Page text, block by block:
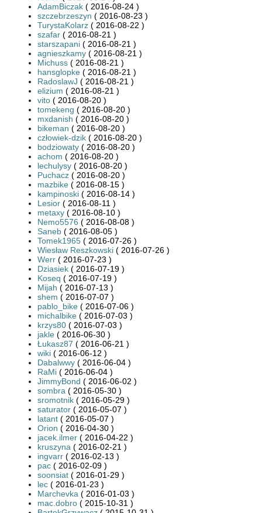
AdamBiczak ( 2016-08-24 )
szczebrzeszyn ( 2016-08-23 )
TurystaKolarz ( 2016-08-22 )
szafar ( 2016-08-21 )
starszapani ( 2016-08-21 )
agnieszkamy ( 2016-08-21 )
Michuss ( 2016-08-21 )
hansglopke ( 2016-08-21 )
RadoslawJ ( 2016-08-21 )
elizium ( 2016-08-21 )
vito ( 2016-08-20 )
tomekeng ( 2016-08-20 )
mxdanish ( 2016-08-20 )
bikeman ( 2016-08-20 )
człowiek-dzik ( 2016-08-20 )
bodziowaty ( 2016-08-20 )
achom ( 2016-08-20 )
lechulysy ( 2016-08-20 )
Puchacz ( 2016-08-20 )
mazbike ( 2016-08-15 )
kampinoski ( 2016-08-14 )
Lesior ( 2016-08-11 )
metaxy ( 2016-08-10 )
Nemo5576 ( 2016-08-08 )
Saneb ( 2016-08-05 )
Tomek1965 ( 2016-07-26 )
Wiesław Reszkowski ( 2016-07-26 )
Werr ( 2016-07-23 )
Dziasiek ( 2016-07-19 )
Koseq ( 2016-07-19 )
Mijah ( 2016-07-13 )
shem ( 2016-07-07 )
pablo_bike ( 2016-07-06 )
michalbike ( 2016-07-03 )
krzys80 ( 2016-07-03 )
jakle ( 2016-06-30 )
Łukasz87 ( 2016-06-21 )
wiki ( 2016-06-12 )
Dabalwwy ( 2016-06-04 )
RaMi ( 2016-06-04 )
JimmyBond ( 2016-06-02 )
sombra ( 2016-05-30 )
sromotnik ( 2016-05-29 )
saturator ( 2016-05-07 )
latant ( 2016-05-07 )
Orion ( 2016-04-30 )
jacek.ilmer ( 2016-04-22 )
kruszyna ( 2016-02-21 )
ingvarr ( 2016-02-13 )
pac ( 2016-02-09 )
soonsiat ( 2016-01-29 )
lec ( 2016-01-23 )
Marchevka ( 2016-01-03 )
mac.dobro ( 2015-10-31 )